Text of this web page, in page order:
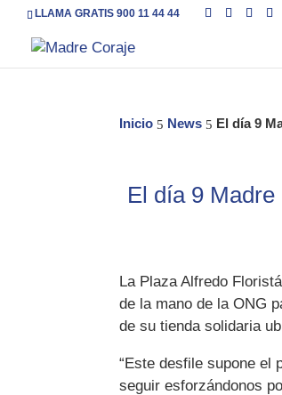
LLAMA GRATIS 900 11 44 44
Inicio 5 News 5 El día 9
El día 9
La Plaza Alfredo
de la mano de la ONG
de su tienda solidaria
“Este desfile supone el
seguir esforzándonos